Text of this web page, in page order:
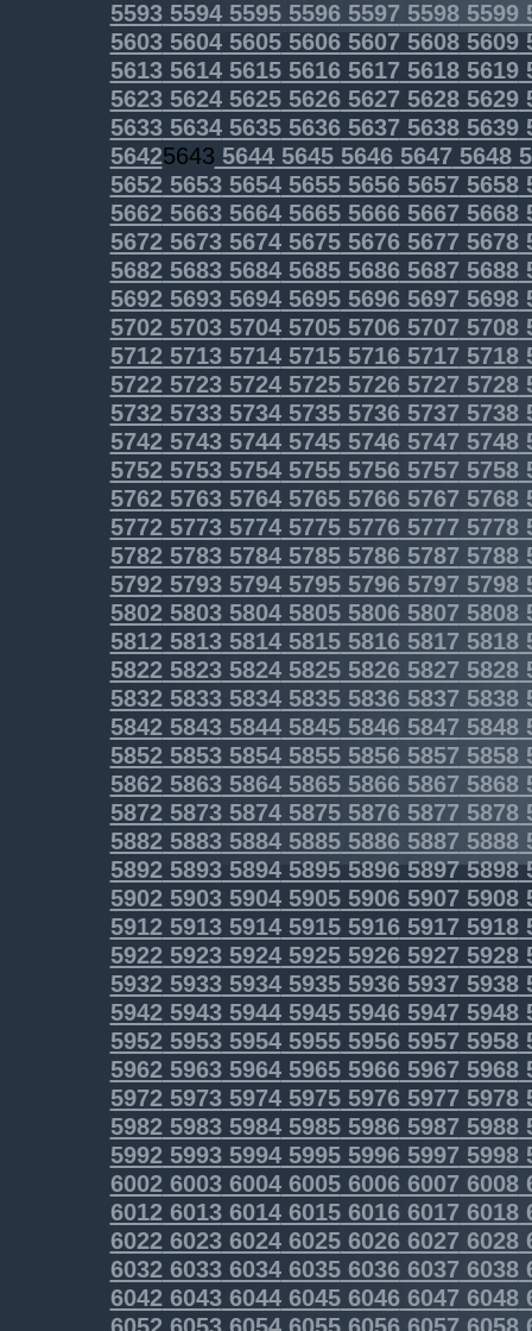
55935594559555965597 55985599
5603560456055606560756085609
5613561456155616561756185619
5623562456255626562756285629
5633563456355636563756385639
56425643 56445645564656475648
5652565356545655565656575658
5662566356645665566656675668
5672567356745675567656775678
5682568356845685568656875688
5692569356945695569656975698
5702570357045705570657075708
5712571357145715571657175718
5722572357245725572657275728
5732573357345735573657375738
5742574357445745574657475748
5752575357545755575657575758
576257635764576557665767 5768
577257735774577557765777 5778
578257835784578557865787 5788
579257935794579557965797 5798
580258035804580558065807 5808
581258135814581558165817 5818
582258235824582558265827 5828
583258335834583558365837 5838
584258435844584558465847 5848
585258535854585558565857 5858
586258635864586558665867 5868
587258735874587558765877 5878
588258835884588558865887 5888
5892589358945895589658975898
5902590359045905590659075908
5912591359145915591659175918
5922592359245925592659275928
5932593359345935593659375938
5942594359445945594659475948
5952595359545955595659575958
5962596359645965596659675968
5972597359745975597659775978
5982598359845985598659875988
5992599359945995599659975998
6002600360046005600660076008
6012601360146015601660176018
6022602360246025602660276028
603260336034603560366037 6038
604260436044604560466047 6048